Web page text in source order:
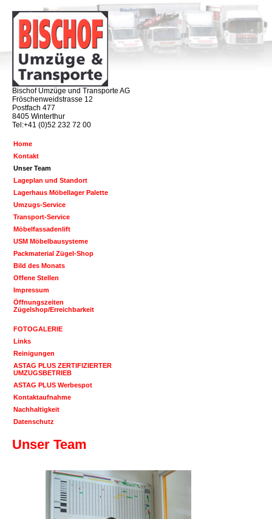
Bischof Umzüge und Transporte AG
Fröschenweidstrasse 12
Postfach 477
8405 Winterthur
Tel:+41 (0)52 232 72 00
Home
Kontakt
Unser Team
Lageplan und Standort
Lagerhaus Möbellager Palette
Umzugs-Service
Transport-Service
Möbelfassadenlift
USM Möbelbausysteme
Packmaterial Zügel-Shop
Bild des Monats
Offene Stellen
Impressum
Öffnungszeiten
Zügelshop/Erreichbarkeit
FOTOGALERIE
Links
Reinigungen
ASTAG PLUS ZERTIFIZIERTER
UMZUGSBETRIEB
ASTAG PLUS Werbespot
Kontaktaufnahme
Nachhaltigkeit
Datenschutz
Unser Team